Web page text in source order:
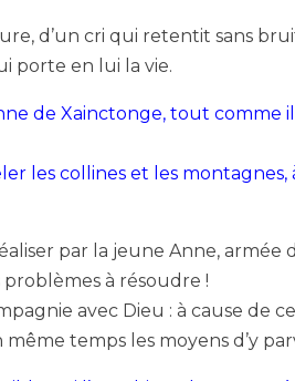
d’un cri qui retentit sans
porte en lui la vie.
de Xainctonge, tout comme
les collines et les
par la jeune Anne, armée
à résoudre !
avec Dieu : à cause de
temps les moyens d’y